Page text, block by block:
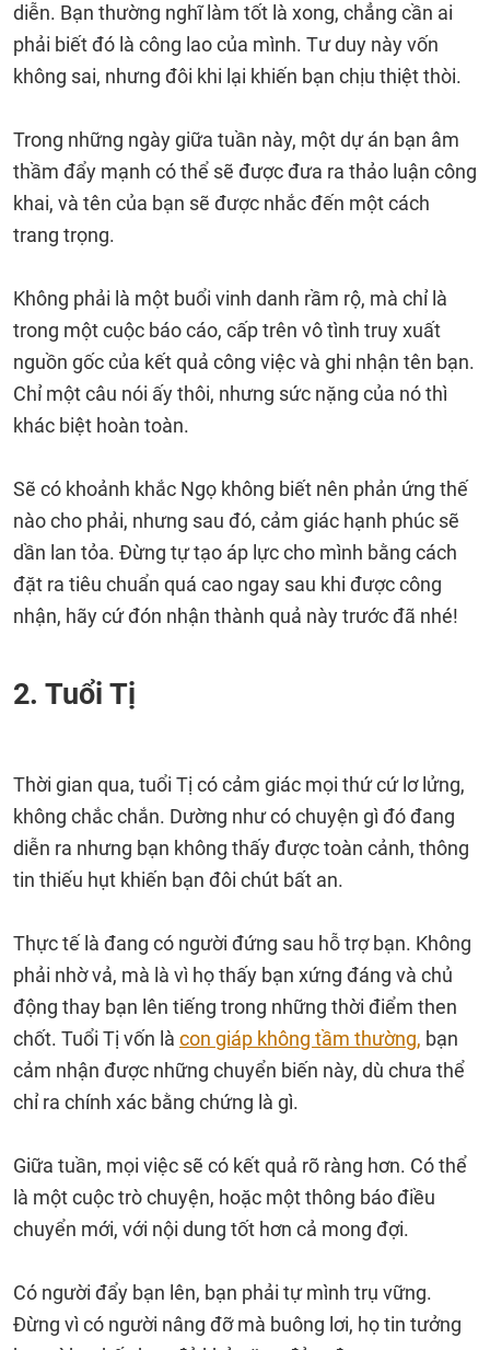
diễn. Bạn thường nghĩ làm tốt là xong, chẳng cần ai
phải biết đó là công lao của mình. Tư duy này vốn
không sai, nhưng đôi khi lại khiến bạn chịu thiệt thòi.
Trong những ngày giữa tuần này, một dự án bạn âm
thầm đẩy mạnh có thể sẽ được đưa ra thảo luận công
khai, và tên của bạn sẽ được nhắc đến một cách
trang trọng.
Không phải là một buổi vinh danh rầm rộ, mà chỉ là
trong một cuộc báo cáo, cấp trên vô tình truy xuất
nguồn gốc của kết quả công việc và ghi nhận tên bạn.
Chỉ một câu nói ấy thôi, nhưng sức nặng của nó thì
khác biệt hoàn toàn.
Sẽ có khoảnh khắc Ngọ không biết nên phản ứng thế
nào cho phải, nhưng sau đó, cảm giác hạnh phúc sẽ
dần lan tỏa. Đừng tự tạo áp lực cho mình bằng cách
đặt ra tiêu chuẩn quá cao ngay sau khi được công
nhận, hãy cứ đón nhận thành quả này trước đã nhé!
2. Tuổi Tị
Thời gian qua, tuổi Tị có cảm giác mọi thứ cứ lơ lửng,
không chắc chắn. Dường như có chuyện gì đó đang
diễn ra nhưng bạn không thấy được toàn cảnh, thông
tin thiếu hụt khiến bạn đôi chút bất an.
Thực tế là đang có người đứng sau hỗ trợ bạn. Không
phải nhờ vả, mà là vì họ thấy bạn xứng đáng và chủ
động thay bạn lên tiếng trong những thời điểm then
chốt. Tuổi Tị vốn là con giáp không tầm thường, bạn
cảm nhận được những chuyển biến này, dù chưa thể
chỉ ra chính xác bằng chứng là gì.
Giữa tuần, mọi việc sẽ có kết quả rõ ràng hơn. Có thể
là một cuộc trò chuyện, hoặc một thông báo điều
chuyển mới, với nội dung tốt hơn cả mong đợi.
Có người đẩy bạn lên, bạn phải tự mình trụ vững.
Đừng vì có người nâng đỡ mà buông lơi, họ tin tưởng